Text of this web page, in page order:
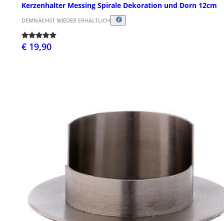
Kerzenhalter Messing Spirale Dekoration und Dorn 12cm
DEMNÄCHST WIEDER ERHÄLTLICH
€ 19,90